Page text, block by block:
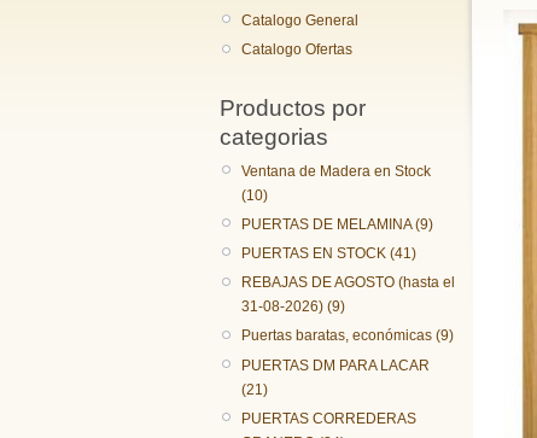
Catalogo General
Catalogo Ofertas
Productos por
categorias
Ventana de Madera en Stock
(10)
PUERTAS DE MELAMINA (9)
PUERTAS EN STOCK (41)
REBAJAS DE AGOSTO (hasta el
31-08-2026) (9)
Puertas baratas, económicas (9)
PUERTAS DM PARA LACAR
(21)
PUERTAS CORREDERAS